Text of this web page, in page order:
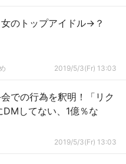
のトップアイドル→？
2019/5/3(Fr) 13:03
での行為を釈明！「リク
してない、1億％な
2019/5/3(Fr) 13:03